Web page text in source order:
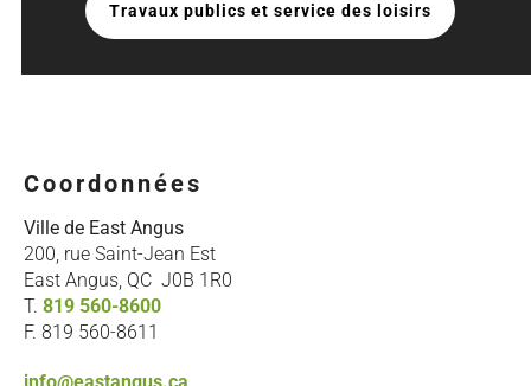
Travaux publics et service des loisirs
Coordonnées
Ville de East Angus
200, rue Saint-Jean Est
East Angus, QC J0B 1R0
T. 819 560-8600
F. 819 560-8611